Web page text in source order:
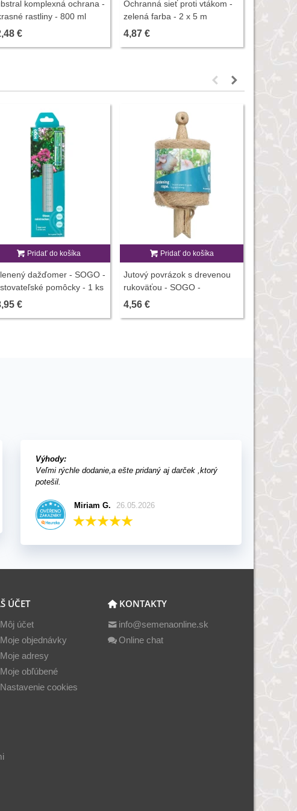
komplexná ochrana -
rastliny - 800 ml
€
Ochranná sieť proti vtákom -
zelená farba - 2 x 5 m
4,87 €
Pridať do košíka
dažďomer - SOGO -
pomôcky - 1 ks
€
Pridať do košíka
Jutový povrázok s drevenou
rukoväťou - SOGO -
pestovateľské pomôcky - 55
4,56 €
Výhody:
Veľmi rýchle dodanie,a ešte pridaný aj darček ,ktorý
potešil.
Miriam G. 26.05.2026
ÚČET
Môj účet
Moje objednávky
Moje adresy
Moje obľúbené
Nastavenie cookies
KONTAKTY
info@semenaonline.sk
Online chat